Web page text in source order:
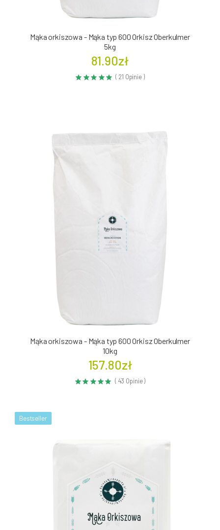
Mąka orkiszowa - Mąka typ 600 Orkisz Oberkulmer
5kg
81.90zł
( 21 Opinie )
Mąka orkiszowa - Mąka typ 600 Orkisz Oberkulmer
10kg
157.80zł
( 43 Opinie )
Bestseller